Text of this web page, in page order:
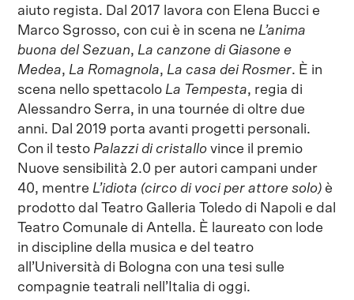
aiuto regista. Dal 2017 lavora con Elena Bucci e
Marco Sgrosso, con cui è in scena ne L’anima
buona del Sezuan, La canzone di Giasone e
Medea, La Romagnola, La casa dei Rosmer. È in
scena nello spettacolo La Tempesta, regia di
Alessandro Serra, in una tournée di oltre due
anni. Dal 2019 porta avanti progetti personali.
Con il testo Palazzi di cristallovince il premio
Nuove sensibilità 2.0 per autori campani under
40, mentre L’idiota (circo di voci per attore solo) è
prodotto dal Teatro Galleria Toledo di Napoli e dal
Teatro Comunale di Antella. È laureato con lode
in discipline della musica e del teatro
all’Università di Bologna con una tesi sulle
compagnie teatrali nell’Italia di oggi.